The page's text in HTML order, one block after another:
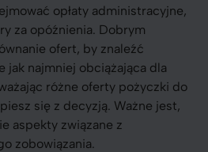
opłaty administracyjne,
za opóźnienia. Dobrym
ofert, by znaleźć
jak najmniej obciążająca dla
różne oferty pożyczki do
się z decyzją. Ważne jest,
aspekty związane z
zobowiązania.